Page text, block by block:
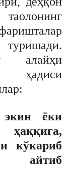
алайҳи
ҳадиси
экин ёки
кўкариб
айтиб